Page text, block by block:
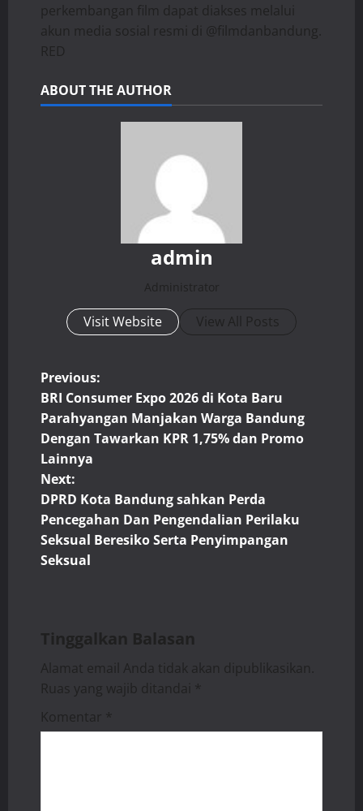
perkembangan film dapat diakses melalui
akun media sosial resmi di @filmdanbandung.
RED
ABOUT THE AUTHOR
admin
Administrator
Visit Website View All Posts
P
o
s
t
n
a
g
a
t
Previous:
BRI Consumer Expo 2026 di Kota Baru
Parahyangan Manjakan Warga Bandung
Dengan Tawarkan KPR 1,75% dan Promo
Lainnya
Next:
DPRD Kota Bandung sahkan Perda
Pencegahan Dan Pengendalian Perilaku
Seksual Beresiko Serta Penyimpangan
Seksual
Tinggalkan Balasan
Alamat email Anda tidak akan dipublikasikan.
Ruas yang wajib ditandai
*
Komentar *